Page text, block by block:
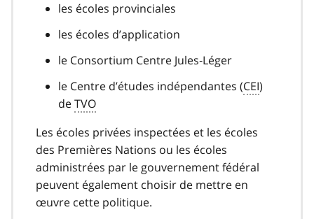
les écoles provinciales
les écoles d’application
le Consortium Centre Jules‑Léger
le Centre d’études indépendantes (CEI)
deTVO
Les écoles privées inspectées et les écoles
des Premières Nations ou les écoles
administrées par le gouvernement fédéral
peuvent également choisir de mettre en
œuvre cette politique.